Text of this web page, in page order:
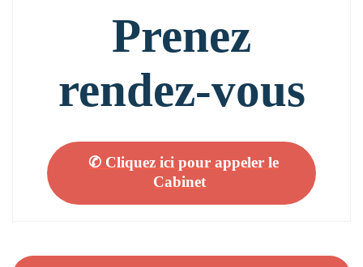
Prenez
rendez-vous
✆ Cliquez ici pour appeler le
Cabinet